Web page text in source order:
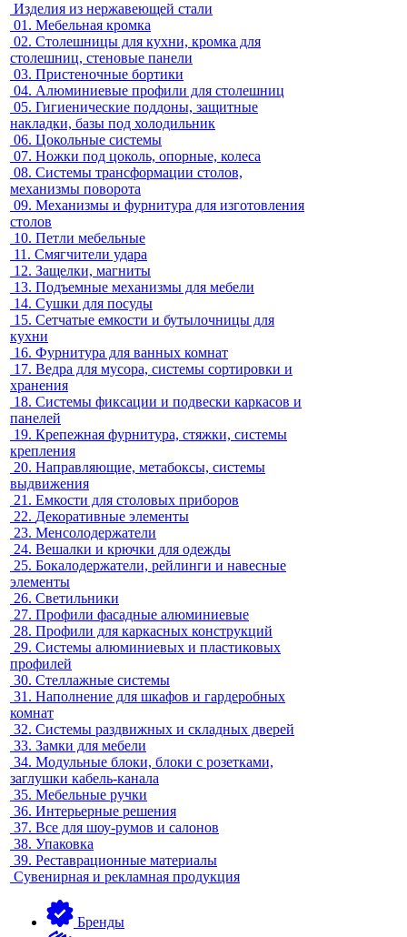
Изделия из нержавеющей стали
01. Мебельная кромка
02. Столешницы для кухни, кромка для
столешниц, стеновые панели
03. Пристеночные бортики
04. Алюминиевые профили для столешниц
05. Гигиенические поддоны, защитные
накладки, базы под холодильник
06. Цокольные системы
07. Ножки под цоколь, опорные, колеса
08. Системы трансформации столов,
механизмы поворота
09. Механизмы и фурнитура для изготовления
столов
10. Петли мебельные
11. Смягчители удара
12. Защелки, магниты
13. Подъемные механизмы для мебели
14. Сушки для посуды
15. Сетчатые емкости и бутылочницы для
кухни
16. Фурнитура для ванных комнат
17. Ведра для мусора, системы сортировки и
хранения
18. Системы фиксации и подвески каркасов и
панелей
19. Крепежная фурнитура, стяжки, системы
крепления
20. Направляющие, метабоксы, системы
выдвижения
21. Емкости для столовых приборов
22. Декоративные элементы
23. Менсолодержатели
24. Вешалки и крючки для одежды
25. Бокалодержатели, рейлинги и навесные
элементы
26. Светильники
27. Профили фасадные алюминиевые
28. Профили для каркасных конструкций
29. Системы алюминиевых и пластиковых
профилей
30. Стеллажные системы
31. Наполнение для шкафов и гардеробных
комнат
32. Системы раздвижных и складных дверей
33. Замки для мебели
34. Модульные блоки, блоки с розетками,
заглушки кабель-канала
35. Мебельные ручки
36. Интерьерные решения
37. Все для шоу-румов и салонов
38. Упаковка
39. Реставрационные материалы
Сувенирная и рекламная продукция
Бренды